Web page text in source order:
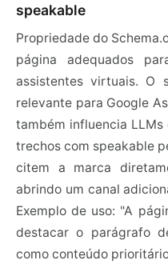
speakable
Propriedade do
página adequados
assistentes virtuais. O
relevante para Google
também influencia
trechos com speakable
citem a marca
abrindo um canal
Exemplo de uso: "A
destacar o parágrafo
como conteúdo